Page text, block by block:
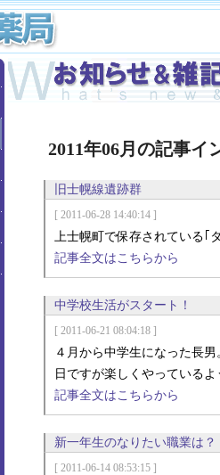
2011年06月の記事イ
旧士幌線遺跡群
[ 2011-06-28 14:40:14 ]
上士幌町で保存されている｢
記事全文はこちらから
中学校生活がスタート！
[ 2011-06-21 08:04:18 ]
４月から中学生になった長
日ですが楽しくやっている
記事全文はこちらから
新一年生のなりたい職業は？
[ 2011-06-14 08:53:15 ]